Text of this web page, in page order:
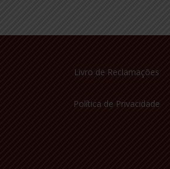
Livro de Reclamações
Política de Privacidade